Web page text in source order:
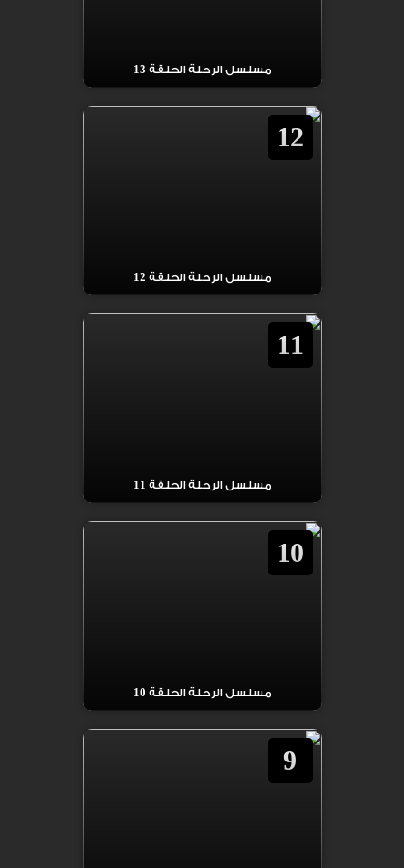
مسلسل الرحلة الحلقة 13
12
مسلسل الرحلة الحلقة 12
11
مسلسل الرحلة الحلقة 11
10
مسلسل الرحلة الحلقة 10
9